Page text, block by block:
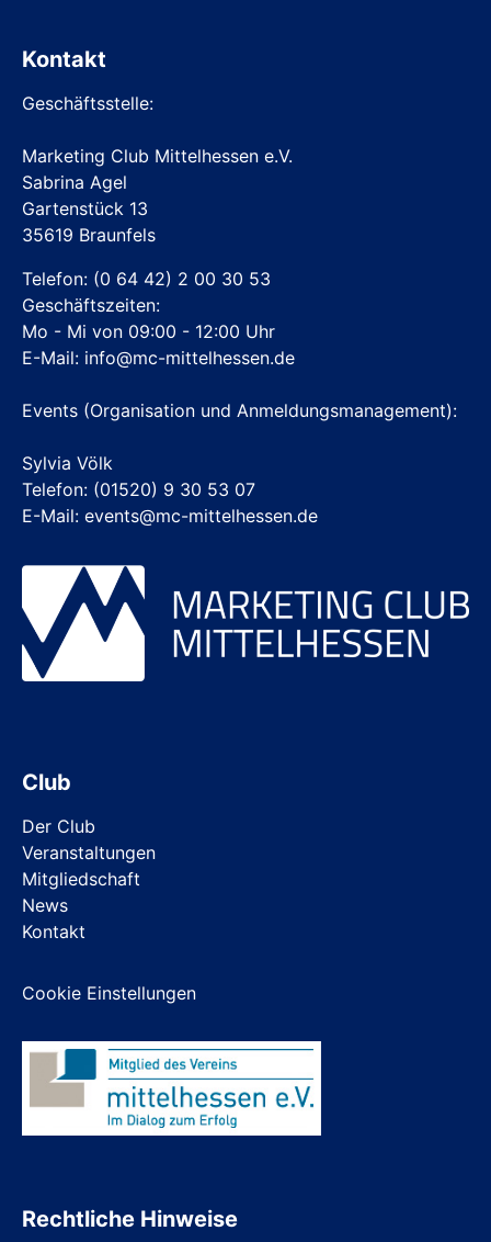
Kontakt
Geschäftsstelle:
Marketing Club Mittelhessen e.V.
Sabrina Agel
Gartenstück 13
35619 Braunfels
Telefon: (0 64 42) 2 00 30 53
Geschäftszeiten:
Mo - Mi von 09:00 - 12:00 Uhr
E-Mail: info@mc-mittelhessen.de
Events (Organisation und Anmeldungsmanagement):
Sylvia Völk
Telefon: (01520) 9 30 53 07
E-Mail: events@mc-mittelhessen.de
Club
Der Club
Veranstaltungen
Mitgliedschaft
News
Kontakt
Cookie Einstellungen
Rechtliche Hinweise